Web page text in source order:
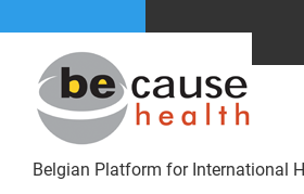
Belgian Platform for International